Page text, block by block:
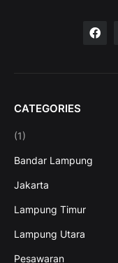
CATEGORIES
(1)
Bandar Lampung
Jakarta
Lampung Timur
Lampung Utara
Pesawaran